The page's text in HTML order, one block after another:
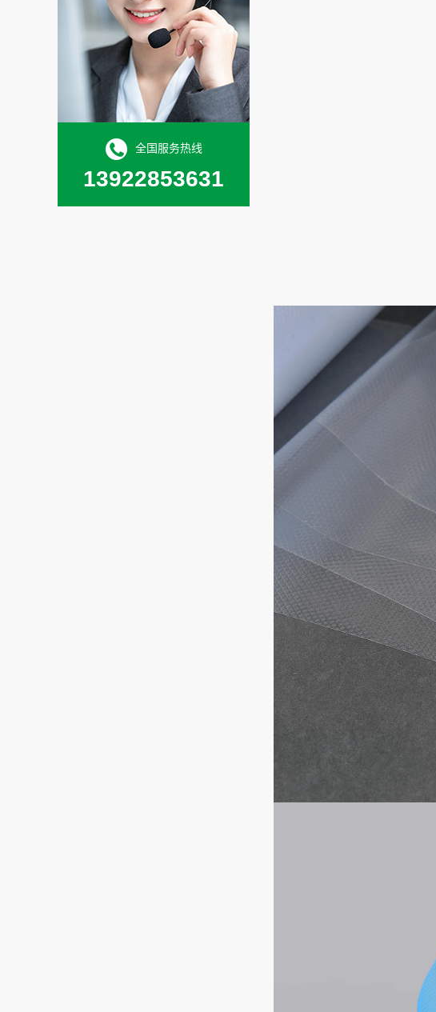
全国服务热线
13922853631